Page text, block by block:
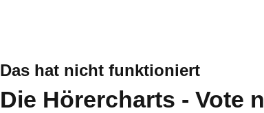
Das hat nicht funktioniert
Die Hörercharts - Vote